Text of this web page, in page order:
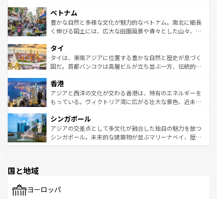
参照してほしい。
容にもいいと評判のスイーツなど、バラエティ豊かな料理
が味わえる。 なお、新着の台湾情報は コンテンツ一覧を参
照してほしい。
き、地方に足を延ばせば四季折々の自然美を楽しむことが
できる。そして、キムチや焼肉、絶品のストリートフード
まで、さまざまな韓国料理が待っている。夜には、韓国な
リティに包まれながら、韓国の多彩な魅力を心ゆくまで味
わってみてほしい。 なお、新着の韓国情報はコンテンツ一
覧を参照してほしい。
ベトナム
豊かな自然と多様な文化が魅力的なベトナム。南北に細長
く伸びる国土には、広大な田園風景や青々とした山々、世
急速な発展と共に伝統が息づく。ハノイの古い町並みやホ
ーチミン市のフランス統治時代の建物も、独特の雰囲気を
醸し出している。また、バラエティの豊かさとおいしさで
とつ。フォーやバインミー、ベトナムコーヒーなどは、ぜ
ひ現地で味わいたい。どの地域を訪れてもあたたかい人々
が旅行者を迎えてくれるので、きっと忘れられない旅にな
参照してほしい。
タイ
タイは、東南アジアに位置する豊かな自然と歴史が息づく
国だ。首都バンコクは高層ビルが立ち並ぶ一方、伝統的な
の活気が交差している。北部ではチェンマイなどの山岳地
帯で自然と触れ合い、南部ではプーケットやクラビの美し
いビーチでリゾート気分を楽しむことができる。タイ料理
激する。気候は一年中温暖で、どの季節にも異なる楽しみ
が待っている。親しみやすいタイの人々、仏教を中心とし
た文化、そして多様な観光資源が、訪れる旅人を魅了し続
香港
アジアと西洋の文化が交わる香港は、特有のエネルギーを
もっている。ヴィクトリア湾に広がる壮大な景色、近未来
み、どこを訪れても感動するはず。観光スポットが密集し
ており、効率よく見どころを回れるのも魅力。息をのむよ
うな絶景から文化的な体験まで、香港を存分に楽しみ尽く
シンガポール
アジアの交差点として多文化が融合した独自の魅力を放つ
シンガポール。未来的な建築物が並ぶマリーナベイ、歴史
で、ホーカーズは地元の風情を楽しめる外せないスポット
国と地域
ヨーロッパ